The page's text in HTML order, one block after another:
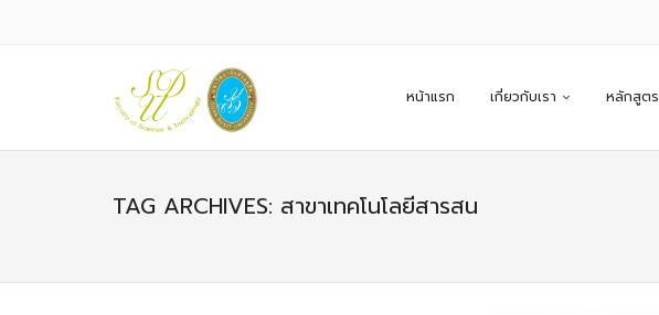
หน้าแรก เกี่ยวกับเรา หลักสูตร
TAG ARCHIVES: สาขาเทคโนโลยีสารสน